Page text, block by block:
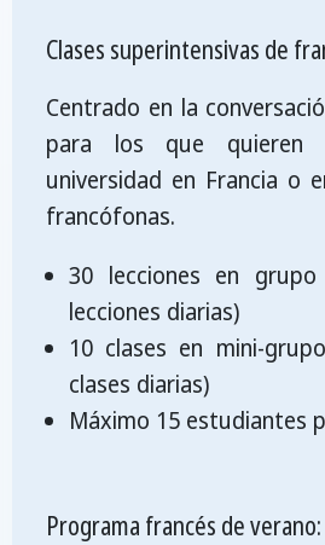
Clases superintensivas de
Centrado en la
para los que quieren
universidad en Francia o
francófonas.
30 lecciones en
lecciones diarias)
10 clases en mini-
clases diarias)
Máximo 15 estudiantes
Programa francés de verano: